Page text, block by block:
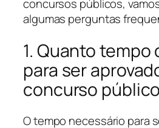
concursos públicos,
algumas perguntas
1. Quanto tempo
para ser
concurso
O tempo necessário para